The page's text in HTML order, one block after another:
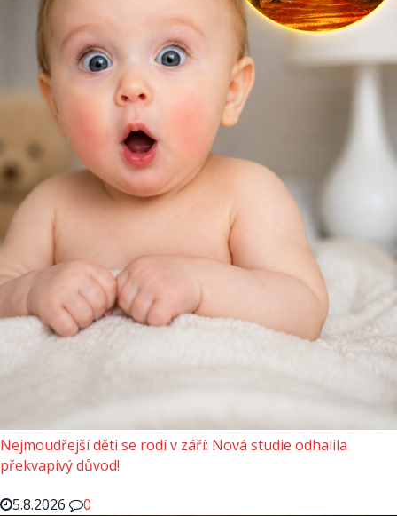
Nejmoudřejší děti se rodí v září: Nová studie odhalila
překvapivý důvod!
5.8.2026
0